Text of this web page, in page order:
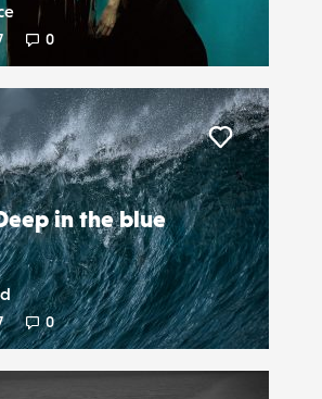
0
in the blue
0
Liker